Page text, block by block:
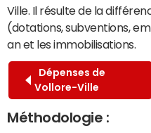
Ville. Il résulte de la
(dotations, subventions,
an et les immobilisations.
Dépenses de
Vollore-Ville
Méthodologie :